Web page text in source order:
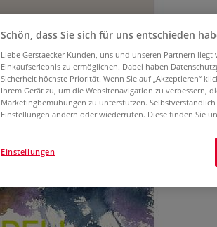
Schön, dass Sie sich für uns entschieden
Liebe Gerstaecker Kunden, uns und unseren Partnern
Einkaufserlebnis zu ermöglichen. Dabei haben
Sicherheit höchste Priorität. Wenn Sie auf „Akzeptieren“
Ihrem Gerät zu, um die Websitenavigation zu verbessern,
Marketingbemühungen zu unterstützen.
Einstellungen ändern oder wiederrufen. Diese finden Sie
Einstellungen